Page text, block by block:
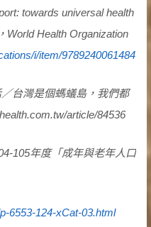
towards universal health
World Health Organization
i/item/9789240061484
台灣是個螞蟻島，我們都
article/84536
105年度「成年與老年人口
6553-124-xCat-03.html